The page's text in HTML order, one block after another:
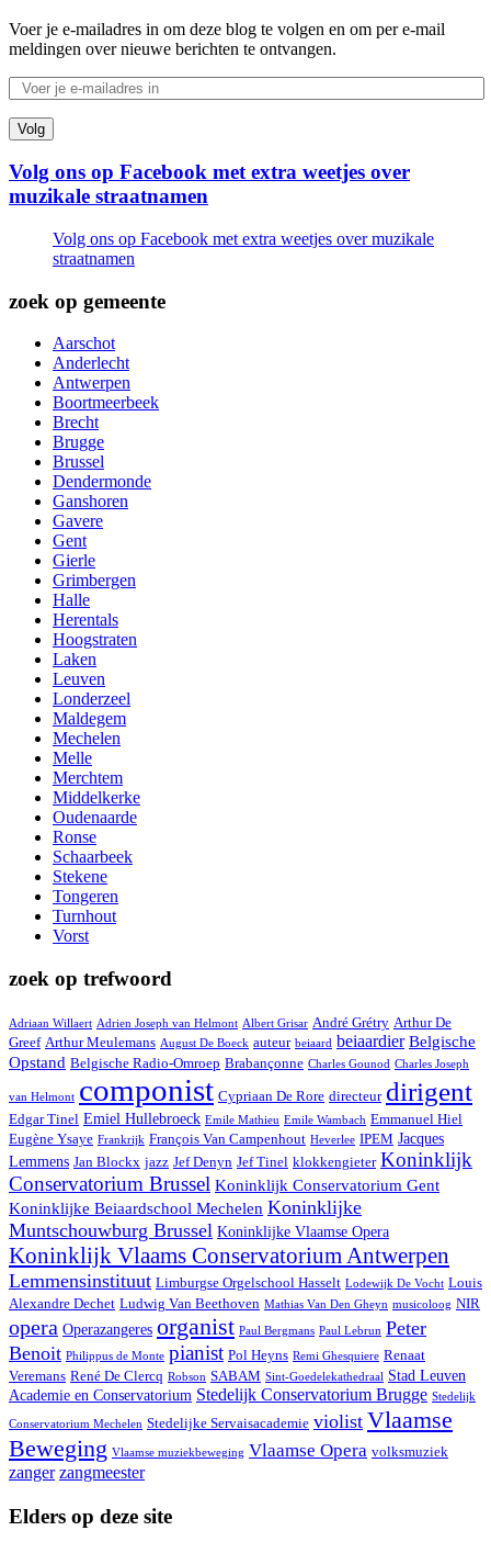
Voer je e-mailadres in om deze blog te volgen en om per e-mail
meldingen over nieuwe berichten te ontvangen.
Volg
Volg ons op Facebook met extra weetjes over
muzikale straatnamen
Volg ons op Facebook met extra weetjes over muzikale
straatnamen
zoek op gemeente
Aarschot
Anderlecht
Antwerpen
Boortmeerbeek
Brecht
Brugge
Brussel
Dendermonde
Ganshoren
Gavere
Gent
Gierle
Grimbergen
Halle
Herentals
Hoogstraten
Laken
Leuven
Londerzeel
Maldegem
Mechelen
Melle
Merchtem
Middelkerke
Oudenaarde
Ronse
Schaarbeek
Stekene
Tongeren
Turnhout
Vorst
zoek op trefwoord
Adriaan Willaert Adrien Joseph van Helmont Albert Grisar André Grétry Arthur De
Greef Arthur Meulemans August De Boeck auteur beiaard beiaardier Belgische
Opstand Belgische Radio-Omroep Brabançonne Charles Gounod Charles Joseph
van Helmont componist Cypriaan De Rore directeur dirigent
Edgar Tinel Emiel Hullebroeck Emile Mathieu Emile Wambach Emmanuel Hiel
Eugène Ysaye Frankrijk François Van Campenhout Heverlee IPEM Jacques
Lemmens Jan Blockx jazz Jef Denyn Jef Tinel klokkengieter Koninklijk
Conservatorium Brussel Koninklijk Conservatorium Gent
Koninklijke Beiaardschool Mechelen Koninklijke
Muntschouwburg Brussel Koninklijke Vlaamse Opera
Koninklijk Vlaams Conservatorium Antwerpen
Lemmensinstituut Limburgse Orgelschool Hasselt Lodewijk De Vocht Louis
Alexandre Dechet Ludwig Van Beethoven Mathias Van Den Gheyn musicoloog NIR
opera Operazangeres organist Paul Bergmans Paul Lebrun Peter
Benoit Philippus de Monte pianist Pol Heyns Remi Ghesquiere Renaat
Veremans René De Clercq Robson SABAM Sint-Goedelekathedraal
Stad Leuven
Academie en Conservatorium Stedelijk Conservatorium Brugge Stedelijk
Conservatorium Mechelen Stedelijke Servaisacademie violist Vlaamse
Beweging Vlaamse muziekbeweging Vlaamse Opera volksmuziek
zanger zangmeester
Elders op deze site